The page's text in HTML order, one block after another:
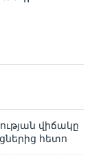
վիճակը
հետո